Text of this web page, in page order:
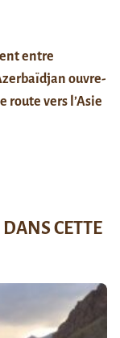
entre
ouvre-
route vers l’Asie
CETTE